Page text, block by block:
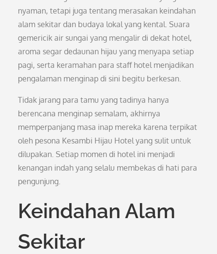
nyaman, tetapi juga tentang merasakan keindahan
alam sekitar dan budaya lokal yang kental. Suara
gemericik air sungai yang mengalir di dekat hotel,
aroma segar dedaunan hijau yang menyapa setiap
pagi, serta keramahan para staff hotel menjadikan
pengalaman menginap di sini begitu berkesan.
Tidak jarang para tamu yang tadinya hanya
berencana menginap semalam, akhirnya
memperpanjang masa inap mereka karena terpikat
oleh pesona Kesambi Hijau Hotel yang sulit untuk
dilupakan. Setiap momen di hotel ini menjadi
kenangan indah yang selalu membekas di hati para
pengunjung.
Keindahan Alam
Sekitar